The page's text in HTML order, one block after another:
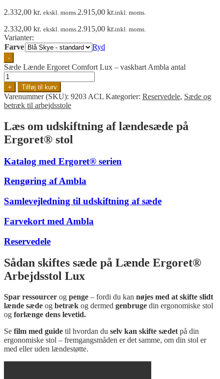
2.332,00 kr. ekskl. moms. 2.915,00 kr.inkl. moms.
2.332,00 kr. ekskl. moms. 2.915,00 kr.inkl. moms.
Varianter:
Farve
Ryd
-
Sæde Lænde Ergoret Comfort Lux – vaskbart Ambla antal
+ Tilføj til kurv
Varenummer (SKU): 9203 ACL Kategorier: Reservedele, Sæde og
betræk til arbejdsstole
Læs om udskiftning af lændesæde på
Ergoret® stol
Katalog med Ergoret® serien
Rengøring af Ambla
Samlevejledning til udskiftning af sæde
Farvekort med Ambla
Reservedele
Sådan skiftes sæde på Lænde Ergoret®
Arbejdsstol Lux
Spar ressourcer og penge – fordi du kan nøjes med at skifte slidt
lænde sæde og betræk og dermed genbruge din ergonomiske stol
og forlænge dens levetid.
Se film med guide til hvordan du selv kan skifte sædet på din
ergonomiske stol – fremgangsmåden er det samme, om din stol er
med eller uden lændestøtte.